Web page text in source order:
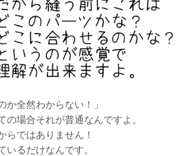
か全然わからない！」
場合それが普通なんですよ。
らではありません！
るだけなんです。